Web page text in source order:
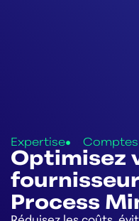
Expertise
Optimisez
Process